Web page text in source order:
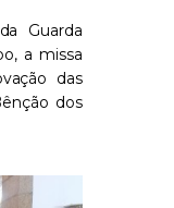
Guarda
a missa
das
dos